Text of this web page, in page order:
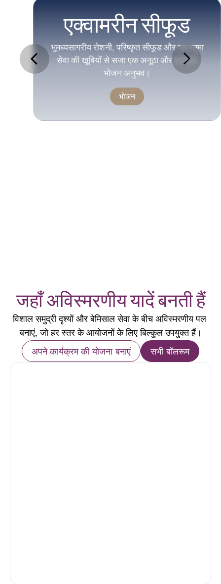
एक्वामरीन सीफूड
भूमध्यसागरीय रोशनी, परिष्कृत सीफूड और महलनुमा
सेवा की खूबियों से सजा एक अनूठा और शानदार
भोजन अनुभव।
भोजन
जहाँ अविस्मरणीय यादें बनती हैं
विशाल समुद्री दृश्यों और बेमिसाल सेवा के बीच अविस्मरणीय पल
बनाएं, जो हर स्तर के आयोजनों के लिए बिल्कुल उपयुक्त हैं।
अपने कार्यक्रम की योजना बनाएं सभी बॉलरूम